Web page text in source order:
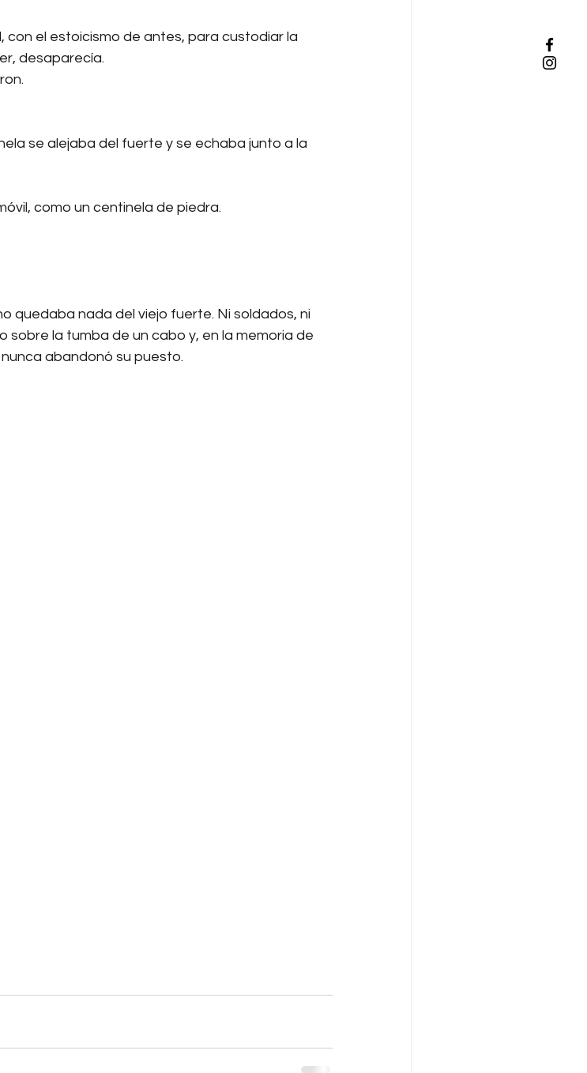
el estoicismo de antes, para custodiar la
desaparecía.
se alejaba del fuerte y se echaba junto a la
como un centinela de piedra.
quedaba nada del viejo fuerte. Ni soldados, ni
sobre la tumba de un cabo y, en la memoria de
abandonó su puesto.